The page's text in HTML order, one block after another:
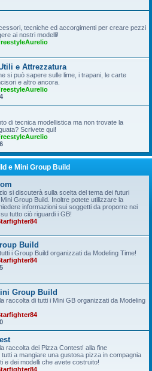
tecniche ed accorgimenti per creare pezzi
ai nostri modelli!
e Attrezzatura
si può sapere sulle lime, i trapani, le carte
e altro ancora.
di tecnica modellistica ma non trovate la
Scrivete qui!
e Mini Group Build
si discuterà sulla scelta del tema dei futuri
Group Build. Inoltre potete utilizzare la
informazioni sui soggetti da proporre nei
tutto ciò riguardi i GB!
Build
i Group Build organizzati da Modeling Time!
Group Build
raccolta di tutti i Mini GB organizzati da Modeling
raccolta dei Pizza Contest! alla fine
tutti a mangiare una gustosa pizza in compagnia
e dei modelli che avete costruito!